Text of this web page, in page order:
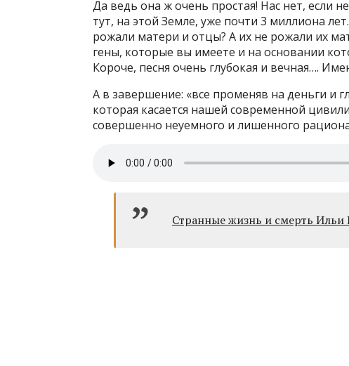
Да ведь она ж очень простая! Нас нет, если
тут, на этой Земле, уже почти 3 миллиона
рожали матери и отцы? А их не рожали их
гены, которые вы имеете и на основании
Короче, песня очень глубокая и вечная….
А в завершение: «все променяв на деньги и
которая касается нашей современной
совершенно неуемного и лишенного
Странные жизнь и смерть Ильи